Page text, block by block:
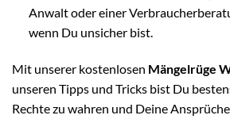
Anwalt oder einer
wenn Du unsicher bist.
Mit unserer kostenlosen Mängelrüge
unseren Tipps und Tricks bist Du
Rechte zu wahren und Deine